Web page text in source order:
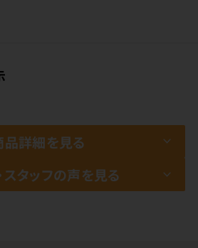
品詳細を見る
スタッフの声を見る